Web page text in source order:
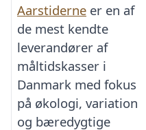
Aarstiderne er en af
de mest kendte
leverandører af
måltidskasser i
Danmark med fokus
på økologi, variation
og bæredygtige